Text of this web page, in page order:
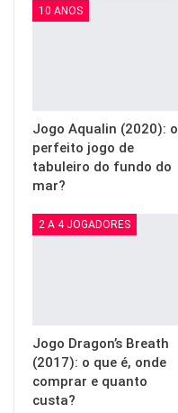
10 ANOS
Jogo Aqualin (2020): o
perfeito jogo de
tabuleiro do fundo do
mar?
2 A 4 JOGADORES
Jogo Dragon’s Breath
(2017): o que é, onde
comprar e quanto
custa?